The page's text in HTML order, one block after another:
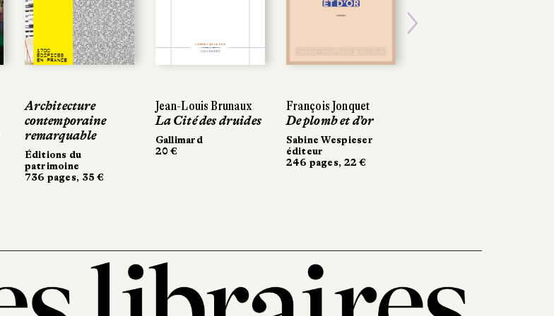
Architecture
contemporaine
remarquable
Éditions du
patrimoine
736 pages, 35 €
Jean-Louis Brunaux
La Cité des druides
Gallimard
20 €
François Jonquet
De plomb et d’or
Sabine Wespieser
éditeur
246 pages, 22 €